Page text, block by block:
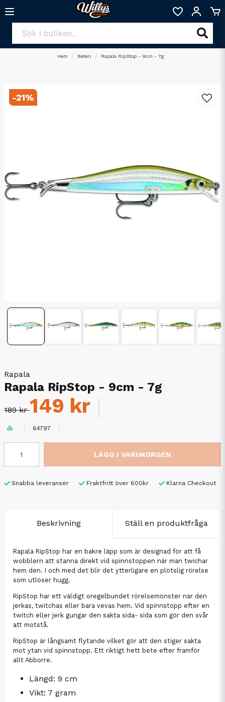
Hem Beten Rapala RipStop - 9cm - 7g
-21%
Rapala
Rapala RipStop - 9cm - 7g
189 kr149 kr
64797
LÄGG I VARUKORGEN
Snabba leveranser Fraktfritt över 600kr Klarna Checkout
Beskrivning Ställ en produktfråga
Rapala RipStop har en bakre läpp som är designad för att få
wobblern att stanna direkt vid spinnstoppen när man twichar
hem den. I och med det blir det ytterligare en plötslig rörelse
som utlöser hugg.
RipStop har ett väldigt oregelbundet rörelsemönster när den
jerkas, twitchas eller bara vevas hem. Vid spinnstopp efter en
twitch eller jerk gungar den sakta sida- sida som gör den svår
att motstå.
RipStop är långsamt flytande vilket gör att den stiger sakta
mot ytan vid spinnstopp. Ett riktigt hett bete efter framför
allt Abborre.
Längd: 9 cm
Vikt: 7 gram